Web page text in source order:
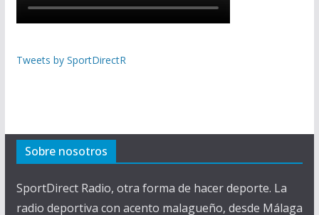
Tweets by SportDirectR
Sobre nosotros
SportDirect Radio, otra forma de hacer deporte. La
radio deportiva con acento malagueño, desde Málaga